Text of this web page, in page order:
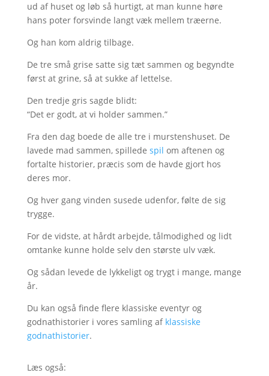
ud af huset og løb så hurtigt, at man kunne høre
hans poter forsvinde langt væk mellem træerne.
Og han kom aldrig tilbage.
De tre små grise satte sig tæt sammen og begyndte
først at grine, så at sukke af lettelse.
Den tredje gris sagde blidt:
“Det er godt, at vi holder sammen.”
Fra den dag boede de alle tre i murstenshuset. De
lavede mad sammen, spillede spil om aftenen og
fortalte historier, præcis som de havde gjort hos
deres mor.
Og hver gang vinden susede udenfor, følte de sig
trygge.
For de vidste, at hårdt arbejde, tålmodighed og lidt
omtanke kunne holde selv den største ulv væk.
Og sådan levede de lykkeligt og trygt i mange, mange
år.
Du kan også finde flere klassiske eventyr og
godnathistorier i vores samling af klassiske
godnathistorier.
Læs også: